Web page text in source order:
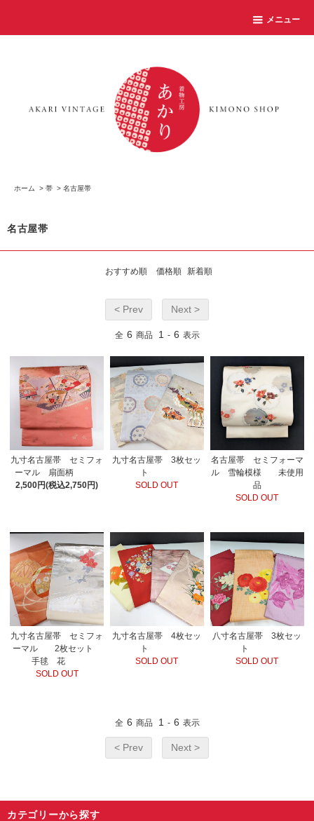
メニュー
ホーム > 帯 > 名古屋帯
名古屋帯
おすすめ順 価格順 新着順
< Prev Next >
全 6 商品 1 - 6 表示
九寸名古屋帯 セミフォ
ーマル 扇面柄
2,500円(税込2,750円)
九寸名古屋帯 3枚セッ
ト
SOLD OUT
名古屋帯 セミフォーマ
ル 雪輪模様 未使用
品
SOLD OUT
九寸名古屋帯 セミフォ
ーマル 2枚セット
手毬 花
SOLD OUT
九寸名古屋帯 4枚セッ
ト
SOLD OUT
八寸名古屋帯 3枚セッ
ト
SOLD OUT
全 6 商品 1 - 6 表示
< Prev Next >
カテゴリーから探す